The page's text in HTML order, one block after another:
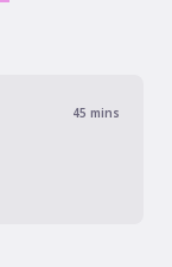
45 mins